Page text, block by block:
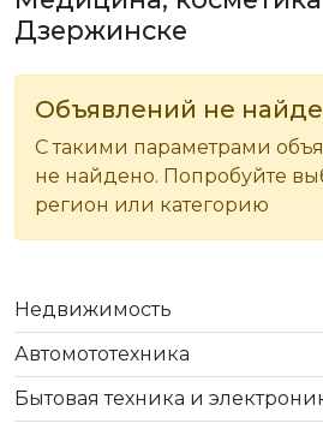
Дзержинске
Объявлений не
С такими параметрами
не найдено. Попробуйте
регион или категорию
Недвижимость
Автомототехника
Бытовая техника и